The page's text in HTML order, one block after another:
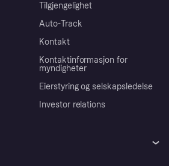
Tilgjengelighet
Auto-Track
Kontakt
Kontaktinformasjon for
myndigheter
Eierstyring og selskapsledelse
Investor relations